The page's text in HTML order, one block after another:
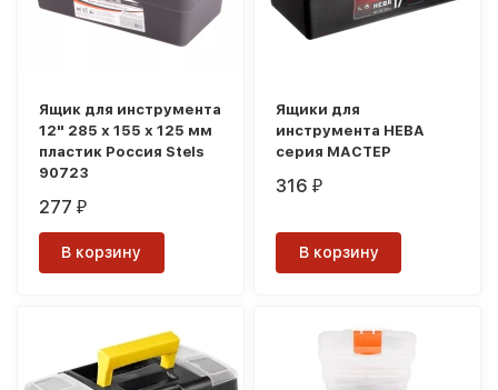
Ящик для инструмента
12" 285 х 155 х 125 мм
пластик Россия Stels
90723
277₽
В корзину
Ящики для
инструмента НЕВА
серия МАСТЕР
316₽
В корзину